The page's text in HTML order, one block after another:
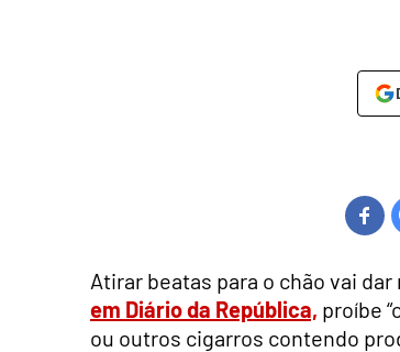
Atirar beatas para o chão vai
em Diário da República, proíbe
ou outros cigarros contendo